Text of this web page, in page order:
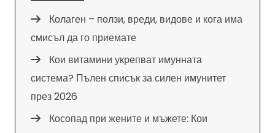
Колаген – ползи, вреди, видове и кога има
смисъл да го приемате
Кои витамини укрепват имунната
система? Пълен списък за силен имунитет
през 2026
Косопад при жените и мъжете: Кои